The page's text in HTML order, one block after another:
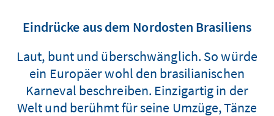
Eindrücke aus dem Nordosten Brasiliens
Laut, bunt und überschwänglich. So würde
ein Europäer wohl den brasilianischen
Karneval beschreiben. Einzigartig in der
Welt und berühmt für seine Umzüge, Tänze